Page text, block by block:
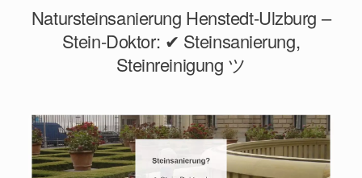
Natursteinsanierung Henstedt-Ulzburg –
Stein-Doktor: ✔ Steinsanierung,
Steinreinigung ツ